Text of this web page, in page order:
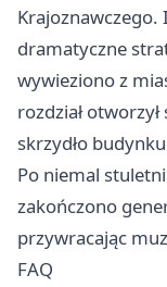
Krajoznawczego.
dramatyczne
wywieziono z
rozdział
skrzydło
Po niemal
zakończono
przywracając
FAQ